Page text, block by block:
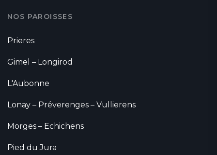
NOS PAROISSES
Prieres
Gimel – Longirod
L'Aubonne
Lonay – Préverenges – Vullierens
Morges – Echichens
Pied du Jura